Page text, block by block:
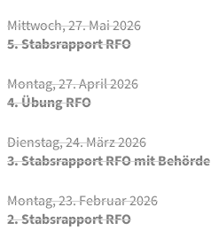
Mittwoch, 27. Mai 2026
5. Stabsrapport RFO
Montag, 27. April 2026
4. Übung RFO
Dienstag, 24. März 2026
3. Stabsrapport RFO mit Behörde
Montag, 23. Februar 2026
2. Stabsrapport RFO